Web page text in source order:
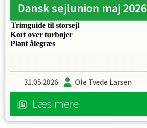
Dansk sejlunion maj 2026
Trimguide til storsejl
Kort over turbøjer
Plant ålegræs
31.05.2026 Ole Tvede Larsen
Læs mere